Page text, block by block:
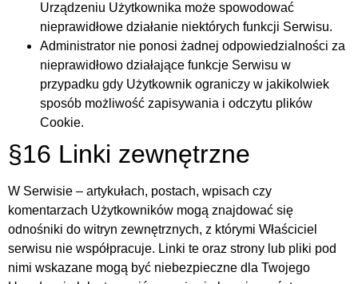
Urządzeniu Użytkownika może spowodować
nieprawidłowe działanie niektórych funkcji Serwisu.
Administrator nie ponosi żadnej odpowiedzialności za
nieprawidłowo działające funkcje Serwisu w
przypadku gdy Użytkownik ograniczy w jakikolwiek
sposób możliwość zapisywania i odczytu plików
Cookie.
§16 Linki zewnętrzne
W Serwisie – artykułach, postach, wpisach czy
komentarzach Użytkowników mogą znajdować się
odnośniki do witryn zewnętrznych, z którymi Właściciel
serwisu nie współpracuje. Linki te oraz strony lub pliki pod
nimi wskazane mogą być niebezpieczne dla Twojego